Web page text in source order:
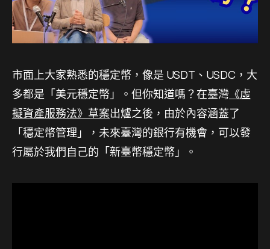
市面上大家熟悉的穩定幣，像是 USDT、USDC，大
多都是「美元穩定幣」。但你知道嗎？在臺灣 《虛
擬資產服務法》草案出爐之後，由於內容涵蓋了
「穩定幣管理」，未來臺灣的銀行有機會，可以發
行屬於我們自己的「新臺幣穩定幣」。